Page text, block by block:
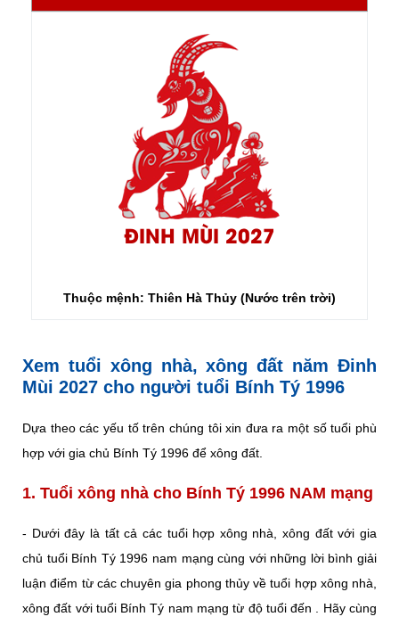
ĐINH MÙI 2027
Thuộc mệnh: Thiên Hà Thủy (Nước trên trời)
Xem tuổi xông nhà, xông đất năm Đinh
Mùi 2027 cho người tuổi Bính Tý 1996
Dựa theo các yếu tố trên chúng tôi xin đưa ra một số tuổi phù
hợp với gia chủ Bính Tý 1996 để xông đất.
1. Tuổi xông nhà cho Bính Tý 1996 NAM mạng
- Dưới đây là tất cả các tuổi hợp xông nhà, xông đất với gia
chủ tuổi Bính Tý 1996 nam mạng cùng với những lời bình giải
luận điểm từ các chuyên gia phong thủy về tuổi hợp xông nhà,
xông đất với tuổi Bính Tý nam mạng từ độ tuổi đến . Hãy cùng